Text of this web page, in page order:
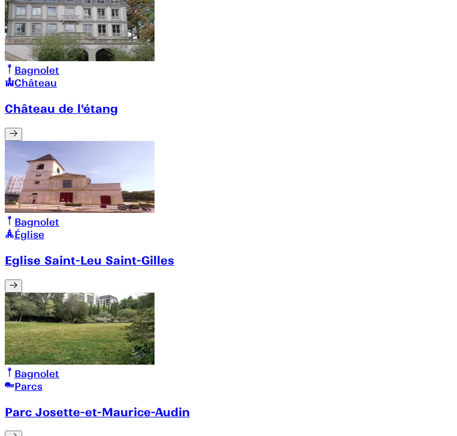
Bagnolet
Château
Château de l'étang
Bagnolet
Église
Eglise Saint-Leu Saint-Gilles
Bagnolet
Parcs
Parc Josette-et-Maurice-Audin